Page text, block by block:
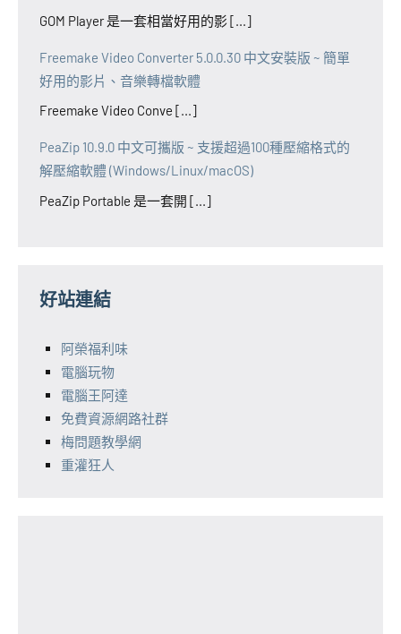
GOM Player 是一套相當好用的影 [...]
Freemake Video Converter 5.0.0.30 中文安裝版 ~ 簡單
好用的影片、音樂轉檔軟體
Freemake Video Conve [...]
PeaZip 10.9.0 中文可攜版 ~ 支援超過100種壓縮格式的
解壓縮軟體 (Windows/Linux/macOS)
PeaZip Portable 是一套開 [...]
好站連結
阿榮福利味
電腦玩物
電腦王阿達
免費資源網路社群
梅問題教學網
重灌狂人